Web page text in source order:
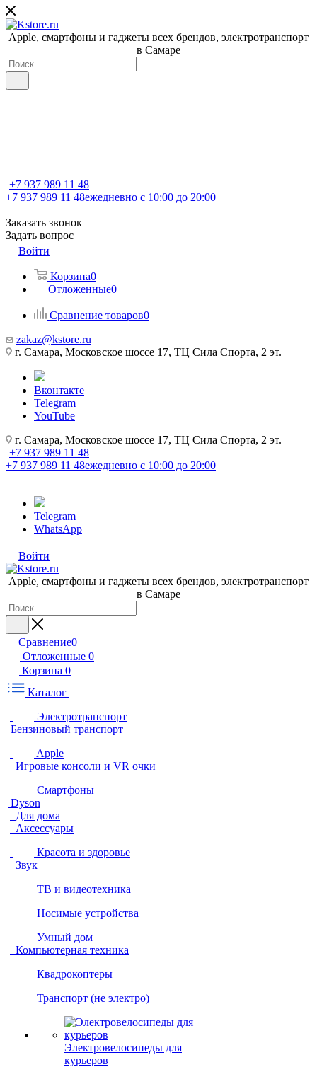
Apple, cмартфоны и гаджеты всех брендов, электротранспорт
в Самаре
+7 937 989 11 48
+7 937 989 11 48ежедневно с 10:00 до 20:00
Заказать звонок
Задать вопрос
Войти
Корзина0
Отложенные0
Сравнение товаров0
zakaz@kstore.ru
г. Самара, Московское шоссе 17, ТЦ Сила Спорта, 2 эт.
Вконтакте
Telegram
YouTube
г. Самара, Московское шоссе 17, ТЦ Сила Спорта, 2 эт.
+7 937 989 11 48
+7 937 989 11 48ежедневно с 10:00 до 20:00
Telegram
WhatsApp
Войти
Apple, cмартфоны и гаджеты всех брендов, электротранспорт
в Самаре
Сравнение0
Отложенные 0
Корзина 0
Каталог
Электротранспорт
Бензиновый транспорт
Apple
Игровые консоли и VR очки
Смартфоны
Dyson
Для дома
Аксессуары
Красота и здоровье
Звук
ТВ и видеотехника
Носимые устройства
Умный дом
Компьютерная техника
Квадрокоптеры
Транспорт (не электро)
Электровелосипеды для
курьеров